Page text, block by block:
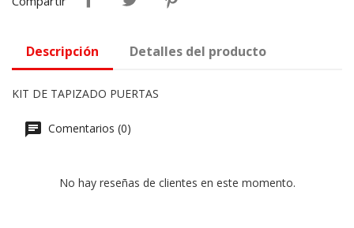
Descripción Detalles del producto
KIT DE TAPIZADO PUERTAS
Comentarios (0)
No hay reseñas de clientes en este momento.